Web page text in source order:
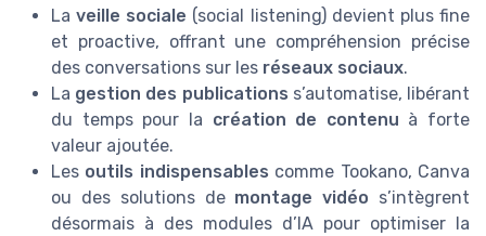
Laveille sociale (social listening) devient plus fine
et proactive, offrant une compréhension précise
des conversations sur les réseaux sociaux.
La gestion des publications s’automatise, libérant
du temps pour la création de contenu à forte
valeur ajoutée.
Les outils indispensables comme Tookano, Canva
ou des solutions de montage vidéo s’intègrent
désormais à des modules d’IA pour optimiser la